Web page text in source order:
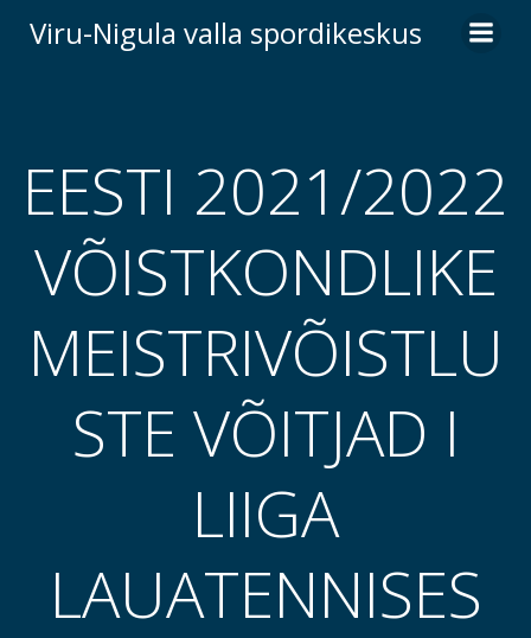
to
Viru-Nigula valla spordikeskus
EESTI 2021/2022
VÕISTKONDLIKE
MEISTRIVÕISTLU
STE VÕITJAD I
LIIGA
LAUATENNISES